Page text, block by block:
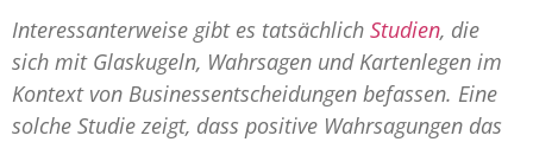
Interessanterweise gibt es tatsächlich Studien, die
sich mit Glaskugeln, Wahrsagen und Kartenlegen im
Kontext von Businessentscheidungen befassen. Eine
solche Studie zeigt, dass positive Wahrsagungen das